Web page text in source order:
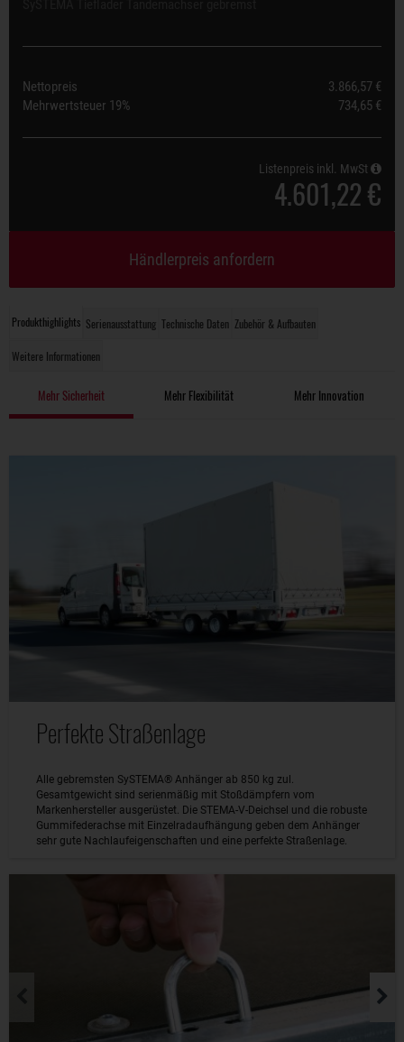
Produkthighlights Serienausstattung Technische Daten Zubehör & Aufbauten
Weitere Informationen
Mehr Sicherheit Mehr Flexibilität Mehr Innovation
Perfekte Straßenlage
Alle gebremsten SySTEMA® Anhänger ab 850 kg zul.
Gesamtgewicht sind serienmäßig mit Stoßdämpfern vom
Markenhersteller ausgerüstet. Die STEMA-V-Deichsel und die robuste
Gummifederachse mit Einzelradaufhängung geben dem Anhänger
sehr gute Nachlaufeigenschaften und eine perfekte Straßenlage.
Nettopreis
3.866,57 €
Mehrwertsteuer 19% 734,65 €
Listenpreis inkl. MwSt
4.601,22 €
Händlerpreis anfordern